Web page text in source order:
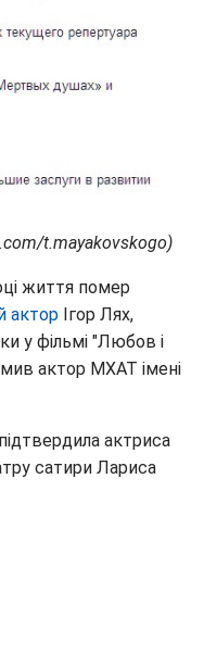
t.mayakovskogo)
життя помер
актор Ігор Лях,
у фільмі "Любов і
актор МХАТ імені
актриса
сатири Лариса